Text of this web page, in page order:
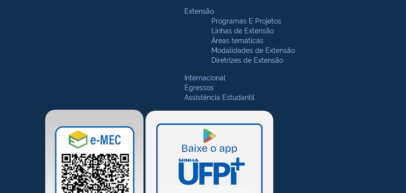
Extensão
Programas E Projetos
Linhas de Extensão
Áreas temáticas
Modalidades de Extensão
Diretrizes de Extensão
Internacional
Egressos
Assistência Estudantil